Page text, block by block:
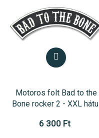
Motoros folt Bad to the
Bone rocker 2 - XXL hátul
6 300 Ft